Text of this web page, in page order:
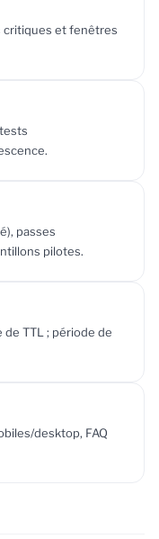
critiques et fenêtres
passes
pilotes.
de TTL ; période de
desktop, FAQ